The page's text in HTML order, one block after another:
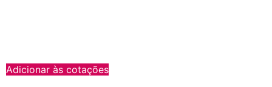
Adicionar às cotações